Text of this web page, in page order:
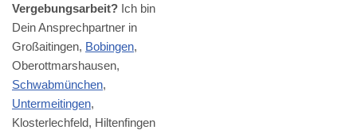
Vergebungsarbeit? Ich bin
Dein Ansprechpartner in
Großaitingen, Bobingen,
Oberottmarshausen,
Schwabmünchen,
Untermeitingen,
Klosterlechfeld, Hiltenfingen